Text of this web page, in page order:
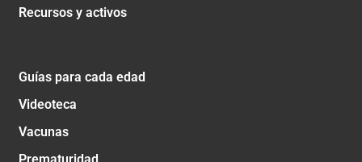
Recursos y activos
Guías para cada edad
Videoteca
Vacunas